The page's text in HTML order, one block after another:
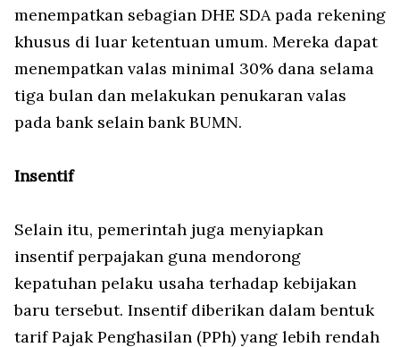
menempatkan sebagian DHE SDA pada rekening
khusus di luar ketentuan umum. Mereka dapat
menempatkan valas minimal 30% dana selama
tiga bulan dan melakukan penukaran valas
pada bank selain bank BUMN.
Insentif
Selain itu, pemerintah juga menyiapkan
insentif perpajakan guna mendorong
kepatuhan pelaku usaha terhadap kebijakan
baru tersebut. Insentif diberikan dalam bentuk
tarif Pajak Penghasilan (PPh) yang lebih rendah